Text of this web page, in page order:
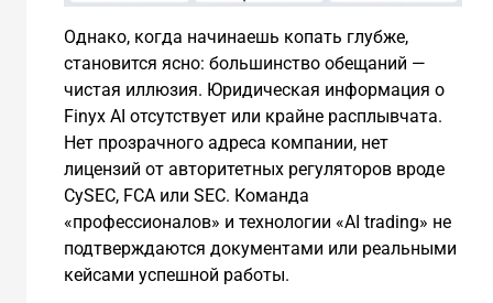
Однако, когда начинаешь копать глубже,
становится ясно: большинство обещаний —
чистая иллюзия. Юридическая информация о
Finyx AI отсутствует или крайне расплывчата.
Нет прозрачного адреса компании, нет
лицензий от авторитетных регуляторов вроде
CySEC, FCA или SEC. Команда
«профессионалов» и технологии «AI trading» не
подтверждаются документами или реальными
кейсами успешной работы.